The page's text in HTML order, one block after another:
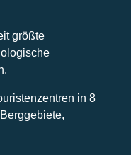
größte
in 8